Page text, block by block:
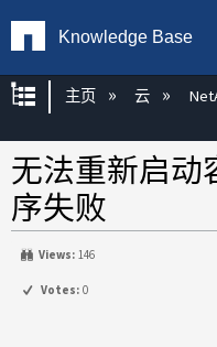
Knowledge Base
扩展/隐缩全局
主页 云
无法重新启动
序失败
Views: 146
Votes: 0